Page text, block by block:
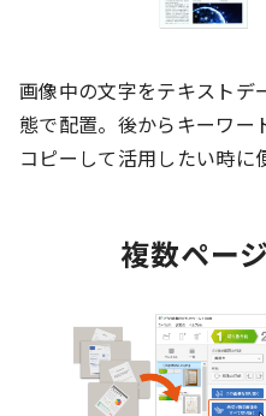
画像中の文字をテキストデ
態で配置。後からキーワー
コピーして活用したい時に
複数ペー